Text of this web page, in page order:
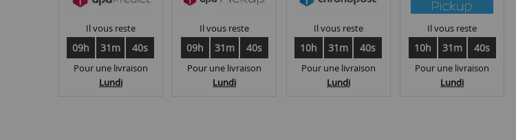
Il vous reste
09h 31m 40s
Pour une livraison
Lundi
Il vous reste
09h 31m 40s
Pour une livraison
Lundi
Il vous reste
10h 31m 40s
Pour une livraison
Lundi
Il vous reste
10h 31m 40s
Pour une livraison
Lundi